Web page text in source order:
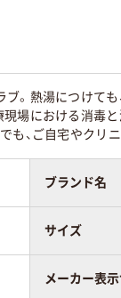
ポプリン(ポ
ル65%･綿
。熱湯につけて
場における消
も、ご自宅やクリ
ブランド名
サイズ
メーカー表